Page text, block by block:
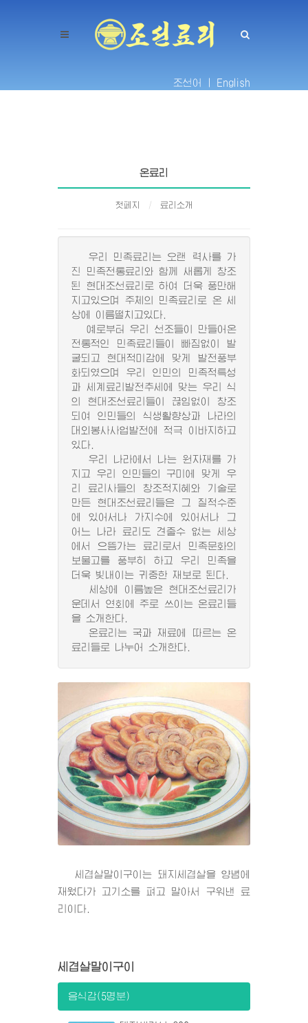
조선어 | English
온료리
첫페지 료리소개
우리 민족료리는 오랜 력사를 가
진 민족전통료리와 함께 새롭게 창조
된 현대조선료리로 하여 더욱 풍만해
지고있으며 주체의 민족료리로 온 세
상에 이름떨치고있다.
예로부터 우리 선조들이 만들어온
전통적인 민족료리들이 빠짐없이 발
굴되고 현대적미감에 맞게 발전풍부
화되였으며 우리 인민의 민족적특성
과 세계료리발전추세에 맞는 우리 식
의 현대조선료리들이 끊임없이 창조
되여 인민들의 식생활향상과 나라의
대외봉사사업발전에 적극 이바지하고
있다.
우리 나라에서 나는 원자재를 가
지고 우리 인민들의 구미에 맞게 우
리 료리사들의 창조적지혜와 기술로
만든 현대조선료리들은 그 질적수준
에 있어서나 가지수에 있어서나 그
어느 나라 료리도 견줄수 없는 세상
에서 으뜸가는 료리로서 민족문화의
보물고를 풍부히 하고 우리 민족을
더욱 빛내이는 귀중한 재보로 된다.
세상에 이름높은 현대조선료리가
운데서 연회에 주로 쓰이는 온료리들
을 소개한다.
온료리는 국과 재료에 따르는 온
료리들로 나누어 소개한다.
세겹살말이구이는 돼지세겹살을 양념에
재웠다가 고기소를 펴고 말아서 구워낸 료
리이다.
세겹살말이구이
음식감(5명분)